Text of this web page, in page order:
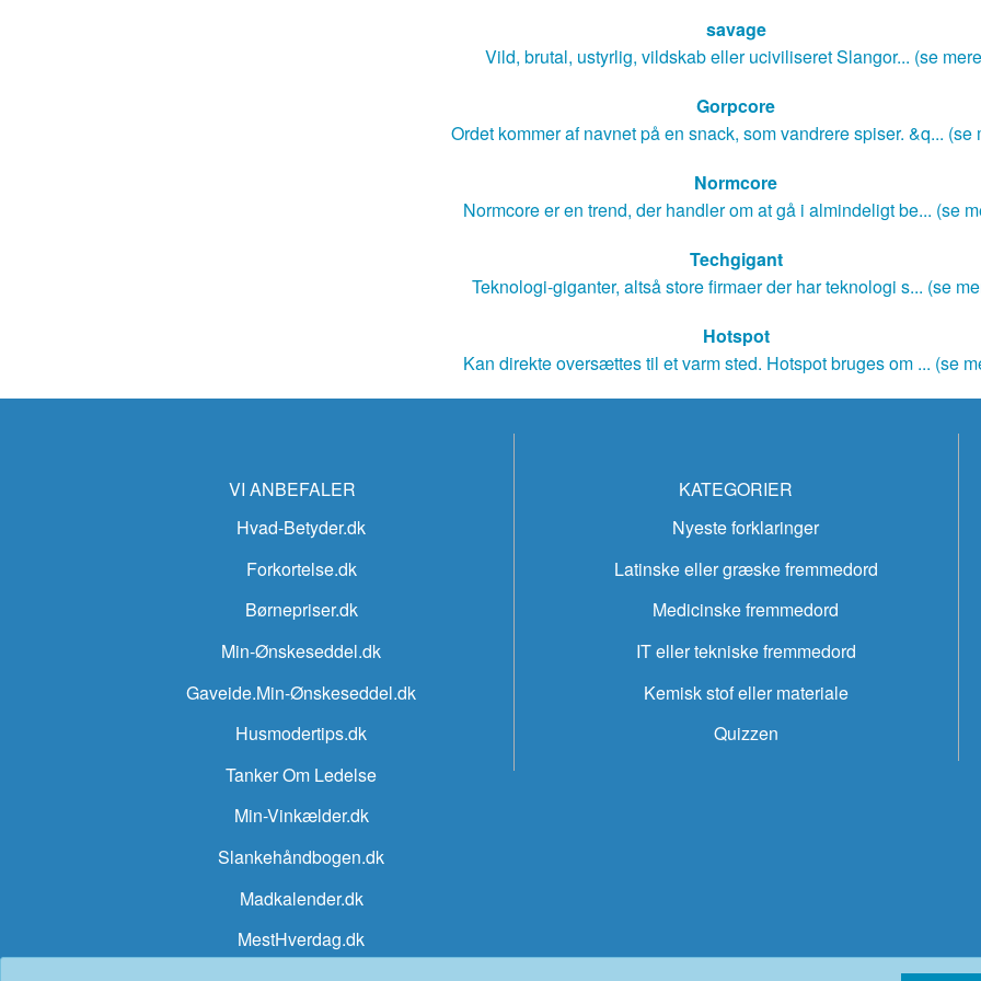
savage
Vild, brutal, ustyrlig, vildskab eller uciviliseret Slangor... (se
Gorpcore
Ordet kommer af navnet på en snack, som vandrere spiser. &q... (se
Normcore
Normcore er en trend, der handler om at gå i almindeligt be... (se
Techgigant
Teknologi-giganter, altså store firmaer der har teknologi s... (se
Hotspot
Kan direkte oversættes til et varm sted. Hotspot bruges om ... (se
VI ANBEFALER
Hvad-Betyder.dk
Forkortelse.dk
Børnepriser.dk
Min-Ønskeseddel.dk
Gaveide.Min-Ønskeseddel.dk
Husmodertips.dk
Tanker Om Ledelse
Min-Vinkælder.dk
Slankehåndbogen.dk
Madkalender.dk
MestHverdag.dk
KATEGORIER
Nyeste forklaringer
Latinske eller græske fremmedord
Medicinske fremmedord
IT eller tekniske fremmedord
Kemisk stof eller materiale
Quizzen